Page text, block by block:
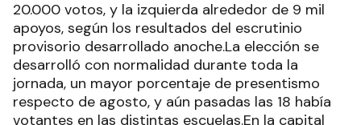
20.000 votos, y la izquierda alrededor de 9 mil
apoyos, según los resultados del escrutinio
provisorio desarrollado anoche.La elección se
desarrolló con normalidad durante toda la
jornada, un mayor porcentaje de presentismo
respecto de agosto, y aún pasadas las 18 había
votantes en las distintas escuelas.En la capital